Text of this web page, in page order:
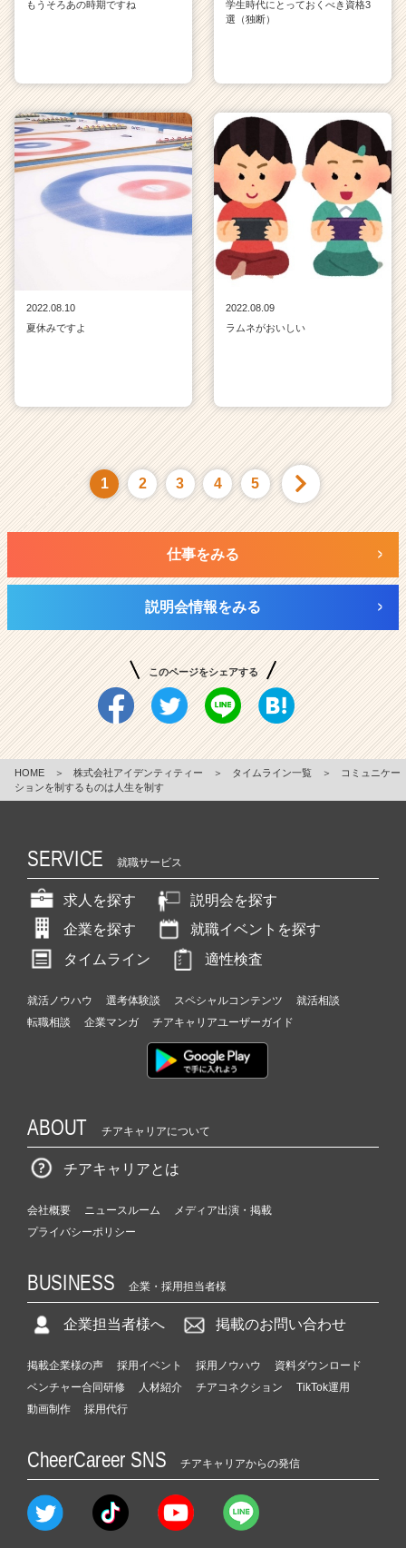
もうそろあの時期ですね
学生時代にとっておくべき資格3
選（独断）
2022.08.10
夏休みですよ
2022.08.09
ラムネがおいしい
1 2 3 4 5
仕事をみる
説明会情報をみる
このページをシェアする
HOME ＞ 株式会社アイデンティティー ＞ タイムライン一覧 ＞
コミュニケー
ションを制するものは人生を制す
SERVICE 就職サービス
求人を探す
説明会を探す
企業を探す
就職イベントを探す
タイムライン
適性検査
就活ノウハウ 選考体験談 スペシャルコンテンツ
就活相談
転職相談
企業マンガ チアキャリアユーザーガイド
ABOUT チアキャリアについて
チアキャリアとは
会社概要 ニュースルーム
メディア出演・掲載
プライバシーポリシー
BUSINESS 企業・採用担当者様
企業担当者様へ 掲載のお問い合わせ
掲載企業様の声 採用イベント 採用ノウハウ
資料ダウンロード
ベンチャー合同研修
人材紹介 チアコネクション
TikTok運用
動画制作
採用代行
CheerCareer SNS チアキャリアからの発信